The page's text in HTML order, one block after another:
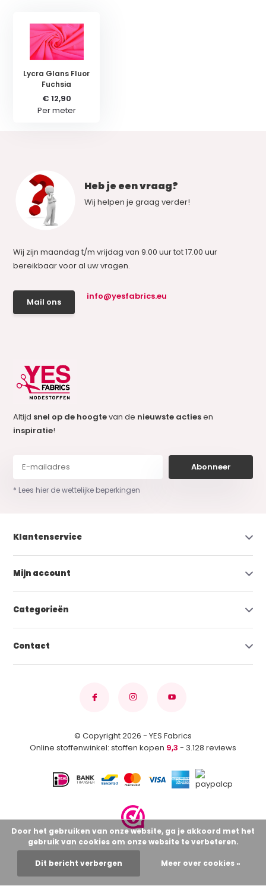
Lycra Glans Fluor
Fuchsia
€ 12,90
Per meter
Heb je een vraag?
Wij helpen je graag verder!
Wij zijn maandag t/m vrijdag van 9.00 uur tot 17.00 uur
bereikbaar voor al uw vragen.
Mail ons
info@yesfabrics.eu
Altijd snel op de hoogtevan de nieuwste actiesen
inspiratie!
Abonneer
* Lees hier de wettelijke beperkingen
Klantenservice
Mijn account
Categorieën
Contact
© Copyright 2026 - YES Fabrics
Online stoffenwinkel: stoffen kopen 9,3 - 3.128 reviews
Door het gebruiken van onze website, ga je akkoord met het
gebruik van cookies om onze website te verbeteren.
Dit bericht verbergen Meer over cookies »